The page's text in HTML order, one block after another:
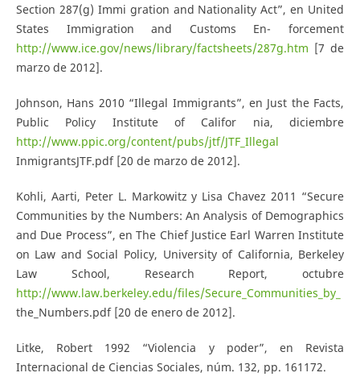
Section 287(g) Immi­ gration and Nationality Act”, en United
States Immigration and Customs En- forcement
http://www.ice.gov/news/library/factsheets/287g.htm [7 de
marzo de 2012].
Johnson, Hans 2010 “Illegal Immigrants”, en Just the Facts,
Public Policy Institute of Califor­ nia, diciembre
http://www.ppic.org/content/pubs/jtf/JTF_Illegal
InmigrantsJTF.pdf [20 de marzo de 2012].
Kohli, Aarti, Peter L. Markowitz y Lisa Chavez 2011 “Secure
Communities by the Numbers: An Analysis of Demographics
and Due Process”, en The Chief Justice Earl Warren Institute
on Law and Social Policy, University of California, Berkeley
Law School, Research Report, octubre
http://www.law.berkeley.edu/files/Secure_Communities_by_
the_Numbers.pdf [20 de enero de 2012].
Litke, Robert 1992 “Violencia y poder”, en Revista
Internacional de Ciencias Sociales, núm. 132, pp. 161­172.